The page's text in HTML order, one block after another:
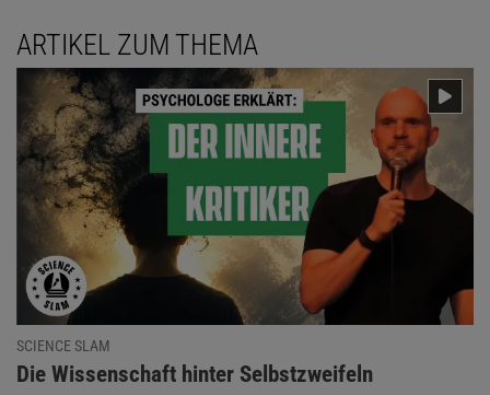
ARTIKEL ZUM THEMA
SCIENCE SLAM
:
Die Wissenschaft hinter Selbstzweifeln